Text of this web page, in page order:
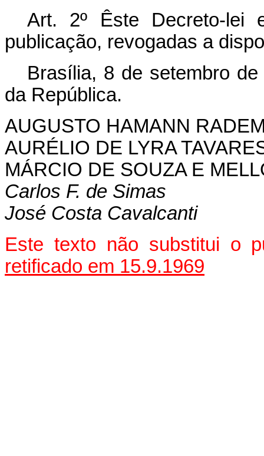
Art. 2º Êste Decreto-lei
publicação, revogadas a
Brasília, 8 de setembro
da República.
AUGUSTO HAMANN
AURÉLIO DE LYRA
MÁRCIO DE SOUZA E
Carlos F. de Simas
José Costa Cavalcanti
Este texto não substitui o
retificado em 15.9.1969